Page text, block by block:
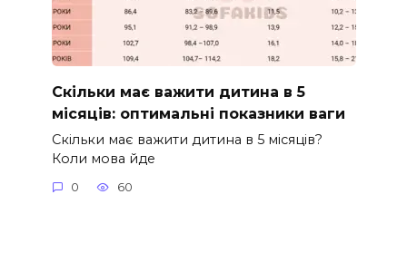
Скільки має важити дитина в 5
місяців: оптимальні показники ваги
Скільки має важити дитина в 5 місяців?
Коли мова йде
0 60